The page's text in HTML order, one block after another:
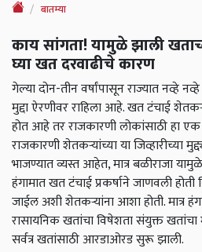
बातम्या
काय सांगता! यामुळे झाली
घ्या खत दरवाढीचे कारण
गेल्या दोन-तीन वर्षांपासून राज्यात नव्हे
मुद्दा ऐरणीवर राहिला आहे. खत टंचाई
होत आहे तर राजकारणी लोकांसाठी हा एक
राजकारणी शेतकऱ्यांच्या या जिव्हारीच्या
भाजण्यात व्यस्त आहेत, मात्र बळीराजा
हंगामात खत टंचाई प्रकर्षाने जाणवली होती
जाईल अशी शेतकऱ्यांना आशा होती. मात्र
रासायनिक खतांचा विषेशता संयुक्त खतांचा
सर्वत्र खतांसाठी आरडाओरड सुरू झाली.